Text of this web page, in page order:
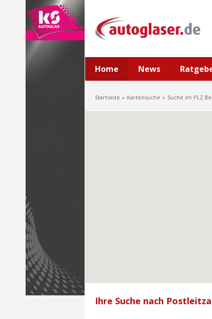
Home News
Startseite Kartensuche Suche im PLZ
Ihre Suche nach